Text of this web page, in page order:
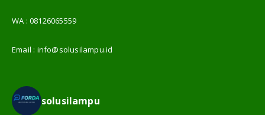
Email :info@solusilampu.id